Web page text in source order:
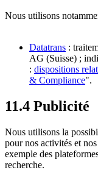
Nous utilisons
Datatrans :
AG (Suisse) ;
: dispositions
& Compliance".
11.4 Publicité
Nous utilisons la
pour nos activités et
exemple des
recherche.